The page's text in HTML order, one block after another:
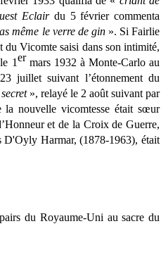
Eclairdu 5 février commenta
même le verre de gin». Si Fairlie
du Vicomte saisi dans son intimité,
1er mars 1932 à Monte-Carlo au
juillet suivant l’étonnement du
», relayé le 2 août suivant par
la nouvelle vicomtesse était sœur
et de la Croix de Guerre,
D'Oyly Harmar, (1878-1963), était
du Royaume-Uni au sacre du